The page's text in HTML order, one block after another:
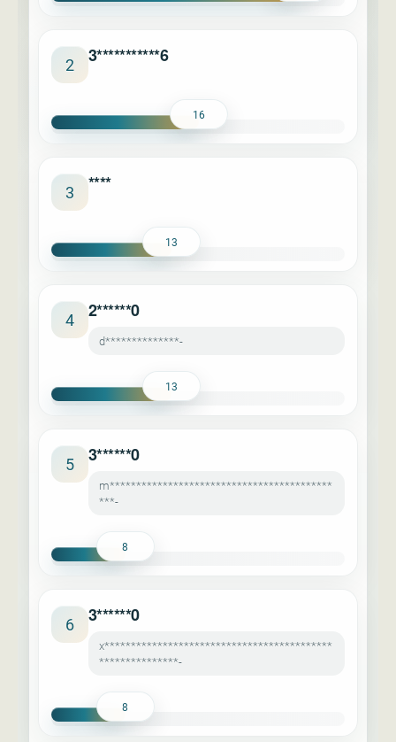
2 3***********6
16
3 ****
13
4 2******0
d**************-
13
5 3******0
m******************************************
***-
8
6 3******0
x*******************************************
***************-
8